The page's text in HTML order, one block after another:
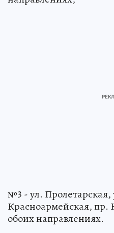
№3 - ул. Пролетарская,
Красноармейская,
обоих направлениях.